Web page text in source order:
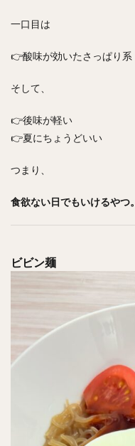
一口目は
👉酸味が効いたさっぱり系
そして、
👉後味が軽い
👉夏にちょうどいい
つまり、
食欲ない日でもいけるやつ。
ビビン麺